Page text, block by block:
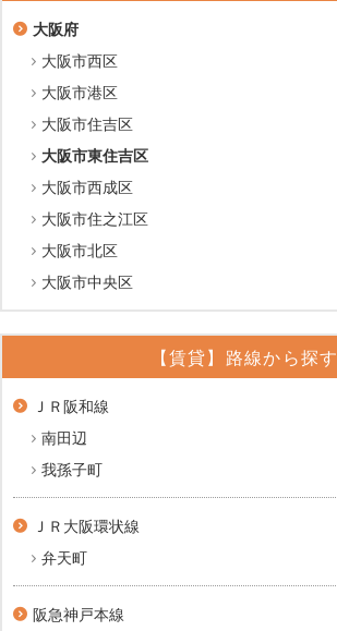
大阪府
大阪市西区
大阪市港区
大阪市住吉区
大阪市東住吉区
大阪市西成区
大阪市住之江区
大阪市北区
大阪市中央区
【賃貸】路線から探す
ＪＲ阪和線
南田辺
我孫子町
ＪＲ大阪環状線
弁天町
阪急神戸本線